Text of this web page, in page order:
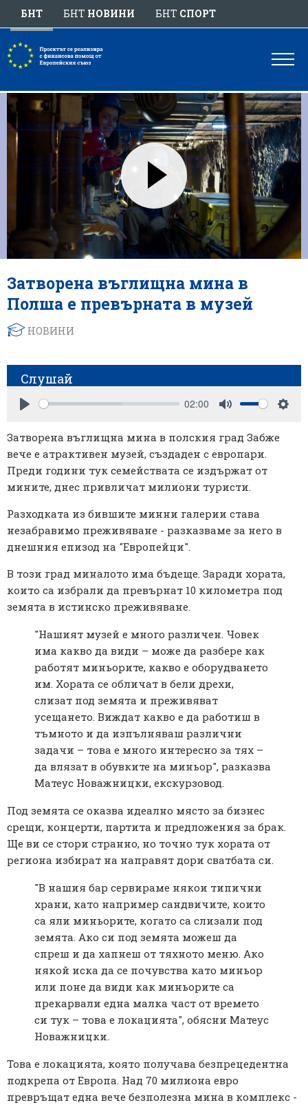
БНТ БНТ НОВИНИ БНТ СПОРТ
Затворена въглищна мина в
Полша е превърната в музей
НОВИНИ
Слушай
02:00
Затворена въглищна мина в полския град Забже
вече е атрактивен музей, създаден с европари.
Преди години тук семействата се издържат от
мините, днес привличат милиони туристи.
Разходката из бившите минни галерии става
незабравимо преживяване - разказваме за него в
днешния епизод на "Европейци".
В този град миналото има бъдеще. Заради хората,
които са избрали да превърнат 10 километра под
земята в истинско преживяване.
"Нашият музей е много различен. Човек
има какво да види – може да разбере как
работят миньорите, какво е оборудването
им. Хората се обличат в бели дрехи,
слизат под земята и преживяват
усещането. Виждат какво е да работиш в
тъмното и да изпълняваш различни
задачи – това е много интересно за тях –
да влязат в обувките на миньор", разказва
Матеус Новажницки, екскурзовод.
Под земята се оказва идеално място за бизнес
срещи, концерти, партита и предложения за брак.
Ще ви се стори странно, но точно тук хората от
региона избират на направят дори сватбата си.
"В нашия бар сервираме някои типични
храни, като например сандвичите, които
са яли миньорите, когато са слизали под
земята. Ако си под земята можеш да
спреш и да хапнеш от тяхното меню. Ако
някой иска да се почувства като миньор
или поне да види как миньорите са
прекарвали една малка част от времето
си тук – това е локацията", обясни Матеус
Новажницки.
Това е локацията, която получава безпрецедентна
подкрепа от Европа. Над 70 милиона евро
превръщат една вече безполезна мина в комплекс -